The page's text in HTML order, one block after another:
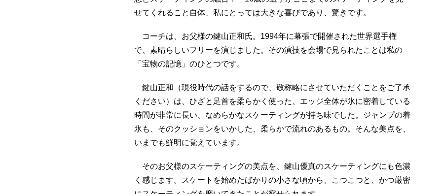
せてくれること自体、私にとっては大きな喜びであり、驚きです。
コーチは、お父様の鍵山正和氏。1994年に幕張で開催された世界選手権
で、素晴らしいフリーを演じました。その演技を会場で見られたことは私の
「宝物の記憶」のひとつです。
鍵山正和（現役時代の話をするので、敬称略にさせていただくことをご了承
ください）は、ひざと足首を柔らかく使った、エッジ全体が氷に密着している
時間が非常に長い、なめらかなスケーティングが持ち味でした。ジャンプの着
氷も、そのクッションをいかした、柔らかで流れのあるもの。そんな美点を、
いまでも鮮明に覚えています。
そのお父様のスケーティングの美点を、鍵山優真のスケーティングにも色濃
く感じます。スケートを始めたばかりの小さな頃から、こつこつと、かつ厳密